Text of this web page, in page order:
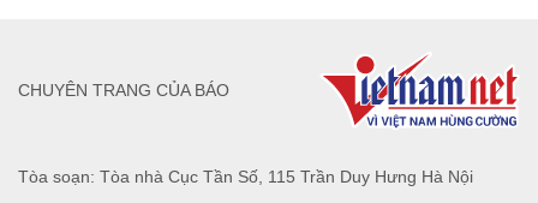
Tòa soạn: Tòa nhà Cục Tần Số, 115 Trần Duy Hưng Hà Nội
CHUYÊN TRANG CỦA BÁO